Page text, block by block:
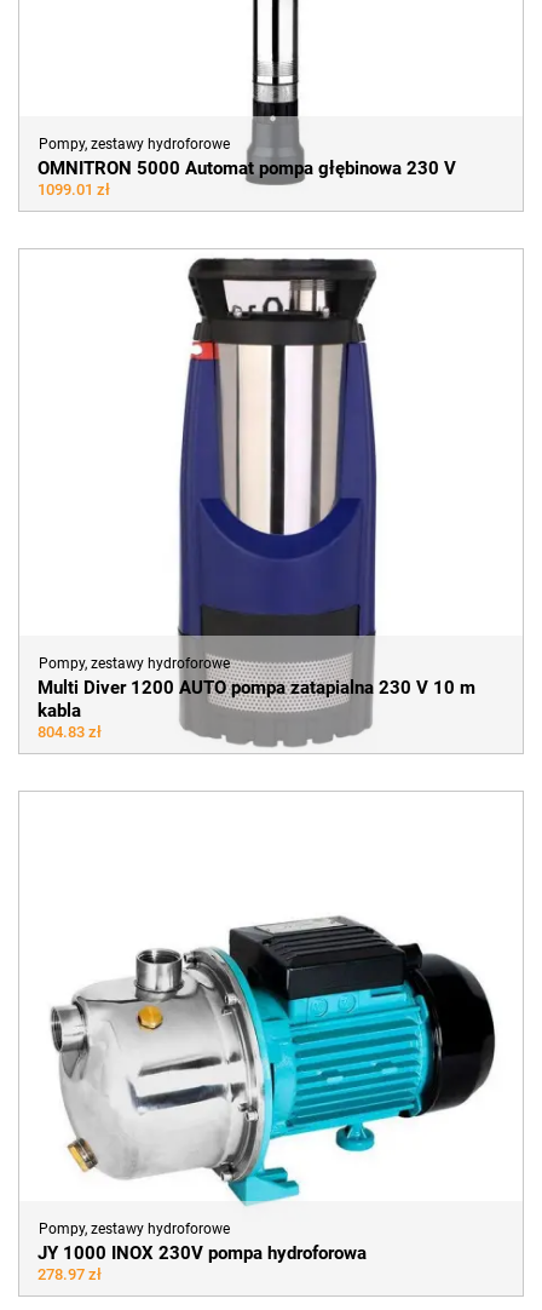
Pompy, zestawy hydroforowe
OMNITRON 5000 Automat pompa głębinowa 230 V
1099.01 zł
Pompy, zestawy hydroforowe
Multi Diver 1200 AUTO pompa zatapialna 230 V 10 m
kabla
804.83 zł
Pompy, zestawy hydroforowe
JY 1000 INOX 230V pompa hydroforowa
278.97 zł